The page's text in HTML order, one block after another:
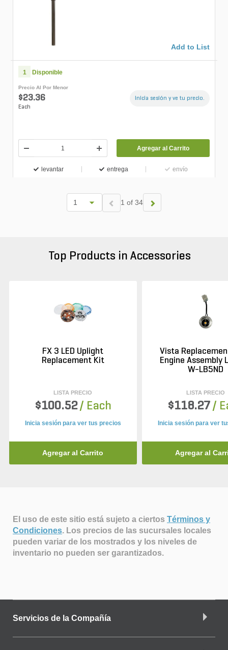
Add to List
1 Disponible
Precio Al Por Menor
$23.36
Each
Inicia sesión y ve tu precio.
Agregar al Carrito
levantar entrega envío
1 of 34
Top Products in Accessories
FX 3 LED Uplight
Replacement Kit
LISTA PRECIO
$100.52 / Each
Inicia sesión para ver tus precios
Agregar al Carrito
Vista
Engine Assembly
W-LB5ND
LISTA PRECIO
$118.27 /
Inicia sesión para ver
Agregar al
El uso de este sitio está sujeto a ciertos Términos y
Condiciones. Los precios de las sucursales locales
pueden variar de los mostrados y los niveles de
inventario no pueden ser garantizados.
Servicios de la Compañía